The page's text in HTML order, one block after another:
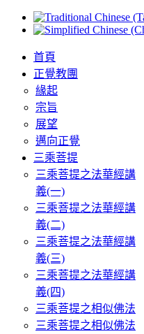
首頁
正覺教團
緣起
宗旨
展望
邁向正覺
三乘菩提
三乘菩提之法華經講
義(一)
三乘菩提之法華經講
義(二)
三乘菩提之法華經講
義(三)
三乘菩提之法華經講
義(四)
三乘菩提之相似佛法
三乘菩提之相似佛法